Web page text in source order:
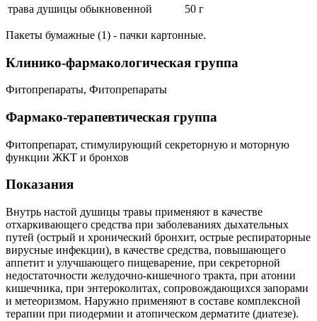
трава душицы обыкновенной
50 г
Пакеты бумажные (1) - пачки картонные.
Клинико-фармакологическая группа
Фитопрепараты, Фитопрепараты
Фармако-терапевтическая группа
Фитопрепарат, стимулирующий секреторную и моторную
функции ЖКТ и бронхов
Показания
Внутрь настой душицы травы применяют в качестве
отхаркивающего средства при заболеваниях дыхательных
путей (острый и хронический бронхит, острые респираторные
вирусные инфекции), в качестве средства, повышающего
аппетит и улучшающего пищеварение, при секреторной
недостаточности желудочно-кишечного тракта, при атонии
кишечника, при энтероколитах, сопровождающихся запорами
и метеоризмом. Наружно применяют в составе комплексной
терапии при пиодермии и атопическом дерматите (диатезе).